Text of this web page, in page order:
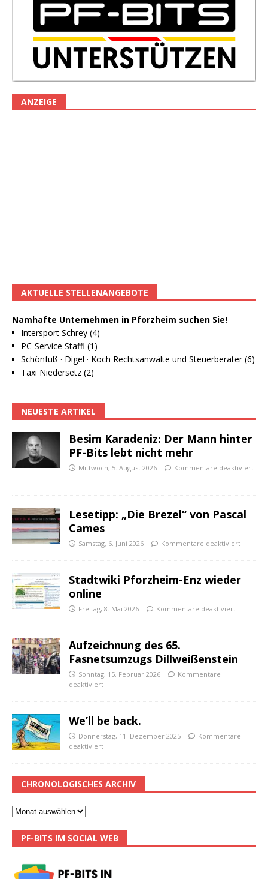
ANZEIGE
AKTUELLE STELLENANGEBOTE
Namhafte Unternehmen in Pforzheim suchen Sie!
Intersport Schrey (4)
PC-Service Staffl (1)
Schönfuß · Digel · Koch Rechtsanwälte und Steuerberater (6)
Taxi Niedersetz (2)
NEUESTE ARTIKEL
Besim Karadeniz: Der Mann hinter
PF-Bits lebt nicht mehr
Mittwoch, 5. August 2026 Kommentare deaktiviert
Lesetipp: „Die Brezel“ von Pascal
Cames
Samstag, 6. Juni 2026 Kommentare deaktiviert
Stadtwiki Pforzheim-Enz wieder
online
Freitag, 8. Mai 2026 Kommentare deaktiviert
Aufzeichnung des 65.
Fasnetsumzugs Dillweißenstein
Sonntag, 15. Februar 2026
Kommentare
deaktiviert
We’ll be back.
Donnerstag, 11. Dezember 2025
Kommentare
deaktiviert
CHRONOLOGISCHES ARCHIV
PF-BITS IM SOCIAL WEB